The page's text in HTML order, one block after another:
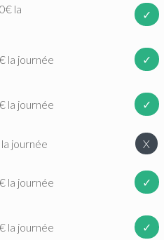
la
✓
la journée ✓
la journée ✓
journée X
la journée ✓
la journée ✓